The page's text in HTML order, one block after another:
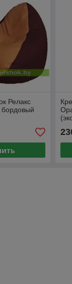
Релакс